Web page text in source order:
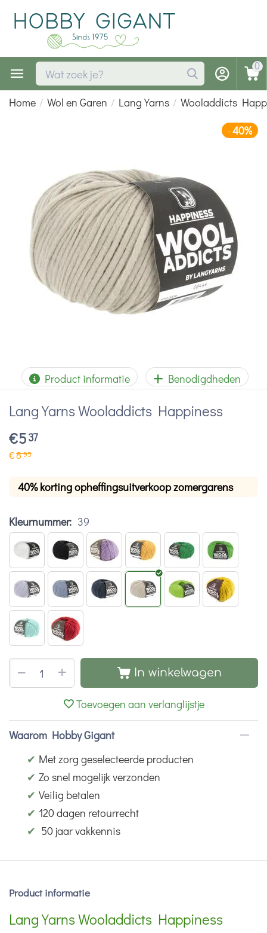
0
Home / Wol en Garen / Lang Yarns / Wooladdicts
-40%
Product informatie Benodigdheden
Lang Yarns Wooladdicts Happiness
€537
€895
40% korting opheffingsuitverkoop zomergarens
Kleurnummer: 39
+
− In winkelwagen
Toevoegen aan verlanglijstje
Waarom Hobby Gigant
✔ Met zorg geselecteerde producten
✔ Zo snel mogelijk verzonden
✔ Veilig betalen
✔ 120 dagen retourrecht
✔ 50 jaar vakkennis
Product informatie
Lang Yarns Wooladdicts Happiness